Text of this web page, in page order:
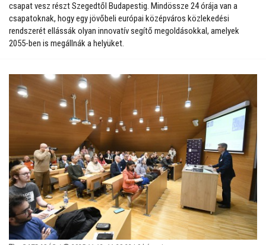
csapat vesz részt Szegedtől Budapestig. Mindössze 24 órája van a
csapatoknak, hogy egy jövőbeli európai középváros közlekedési
rendszerét ellássák olyan innovatív segítő megoldásokkal, amelyek
2055-ben is megállnák a helyüket.